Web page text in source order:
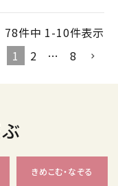
78件中 1-10件表示
1
2 … 8
きめこむ・なぞる